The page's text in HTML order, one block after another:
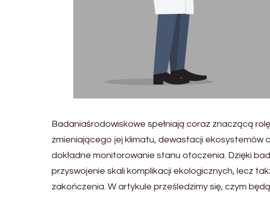
Badaniaśrodowiskowe spełniają coraz znaczącą
zmieniającego jej klimatu, dewastacji ekosystemów
dokładne monitorowanie stanu otoczenia. Dzięki
przyswojenie skali komplikacji ekologicznych, lecz
zakończenia. W artykule prześledzimy się, czym